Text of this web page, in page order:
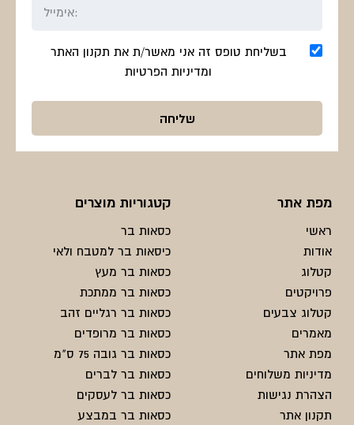
מפת אתר
ראשי
אודות
קטלוג
פרויקטים
קטלוג צבעים
מאמרים
מפת אתר
מדיניות משלוחים
הצהרת נגישות
תקנון אתר
קטגוריות מוצרים
כסאות בר
כיסאות בר למטבח ולאי
כסאות בר מעץ
כסאות בר ממתכת
כסאות בר רגליים זהב
כסאות בר מרופדים
כסאות בר גובה 75 ס"מ
כסאות בר לברים
כסאות בר לעסקים
כסאות בר במבצע
בשליחת טופס זה אני מאשר/ת את תקנון האתר
ומדיניות הפרטיות